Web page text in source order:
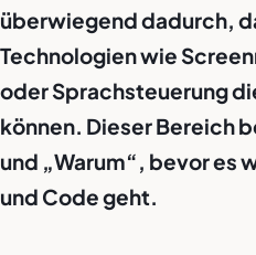
überwiegend dadurch,
Technologien wie
oder Sprachsteuerung
können. Dieser Bereich
und „Warum“, bevor es
und Code geht.